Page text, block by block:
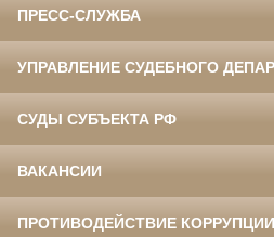
ПРЕСС-СЛУЖБА
УПРАВЛЕНИЕ СУДЕБНОГО
СУДЫ СУБЪЕКТА РФ
ВАКАНСИИ
ПРОТИВОДЕЙСТВИЕ КОРРУПЦИИ